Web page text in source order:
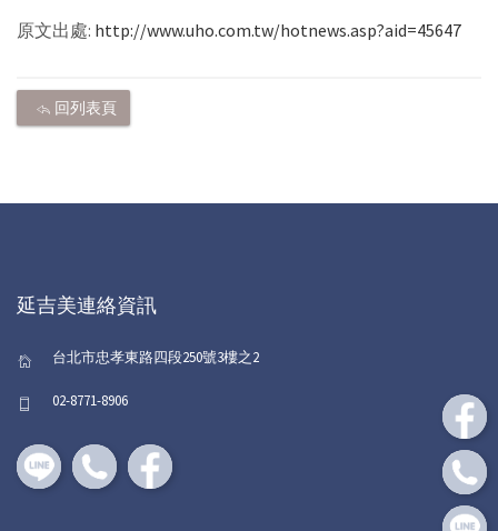
原文出處: http://www.uho.com.tw/hotnews.asp?aid=45647
回列表頁
延吉美連絡資訊
台北市忠孝東路四段250號3樓之2
02-8771-8906